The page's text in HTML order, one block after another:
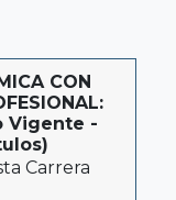
CON
Vigente -
Carrera